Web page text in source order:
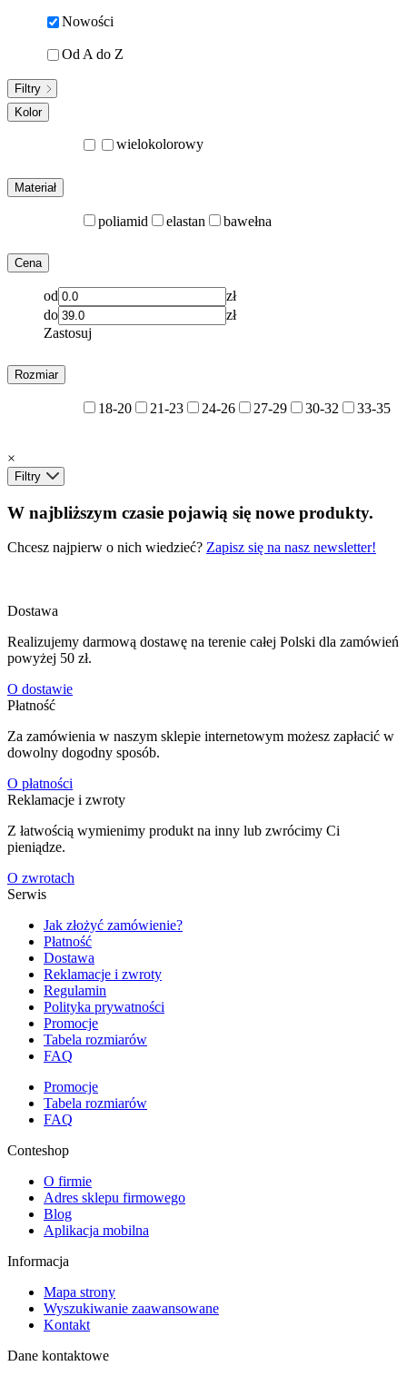
Nowości
Od A do Z
Filtry
Kolor
wielokolorowy
Materiał
poliamid elastan bawełna
Cena
od
zł
do
zł
Zastosuj
Rozmiar
18-20 21-23 24-26 27-29 30-32 33-35
×
Filtry
W najbliższym czasie pojawią się nowe produkty.
Chcesz najpierw o nich wiedzieć? Zapisz się na nasz newsletter!
Dostawa
Realizujemy darmową dostawę na terenie całej Polski dla zamówień
powyżej 50 zł.
O dostawie
Płatność
Za zamówienia w naszym sklepie internetowym możesz zapłacić w
dowolny dogodny sposób.
O płatności
Reklamacje i zwroty
Z łatwością wymienimy produkt na inny lub zwrócimy Ci
pieniądze.
O zwrotach
Serwis
Jak złożyć zamówienie?
Płatność
Dostawa
Reklamacje i zwroty
Regulamin
Polityka prywatności
Promocje
Tabela rozmiarów
FAQ
Promocje
Tabela rozmiarów
FAQ
Conteshop
O firmie
Adres sklepu firmowego
Blog
Aplikacja mobilna
Informacja
Mapa strony
Wyszukiwanie zaawansowane
Kontakt
Dane kontaktowe